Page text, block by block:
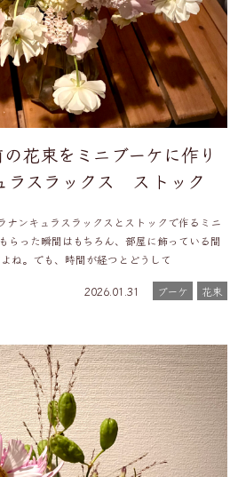
花束をミニブーケに作り
ラスラックス ストック
ナンキュラスラックスとストックで作るミニ
らった瞬間はもちろん、部屋に飾っている間
ね。でも、時間が経つとどうして
2026.01.31 ブーケ 花束